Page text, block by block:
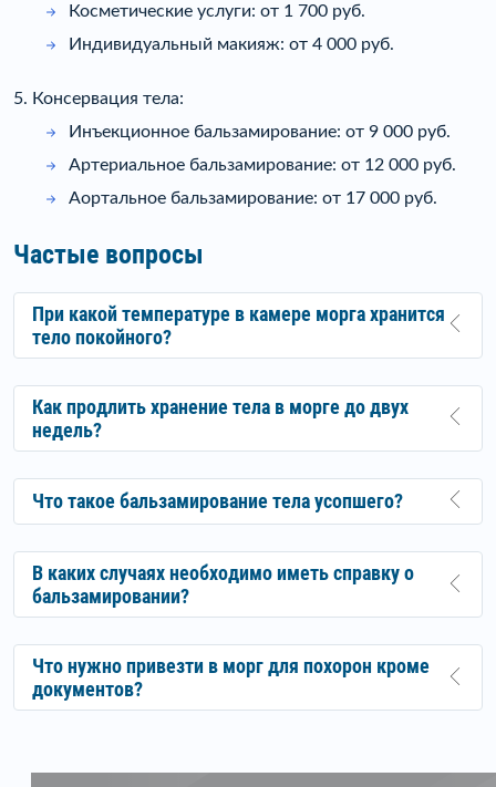
Косметические услуги: от 1 700 руб.
Индивидуальный макияж: от 4 000 руб.
5. Консервация тела:
Инъекционное бальзамирование: от 9 000 руб.
Артериальное бальзамирование: от 12 000 руб.
Аортальное бальзамирование: от 17 000 руб.
Частые вопросы
При какой температуре в камере морга хранится
тело покойного?
Как продлить хранение тела в морге до двух
недель?
Что такое бальзамирование тела усопшего?
В каких случаях необходимо иметь справку о
бальзамировании?
Что нужно привезти в морг для похорон кроме
документов?